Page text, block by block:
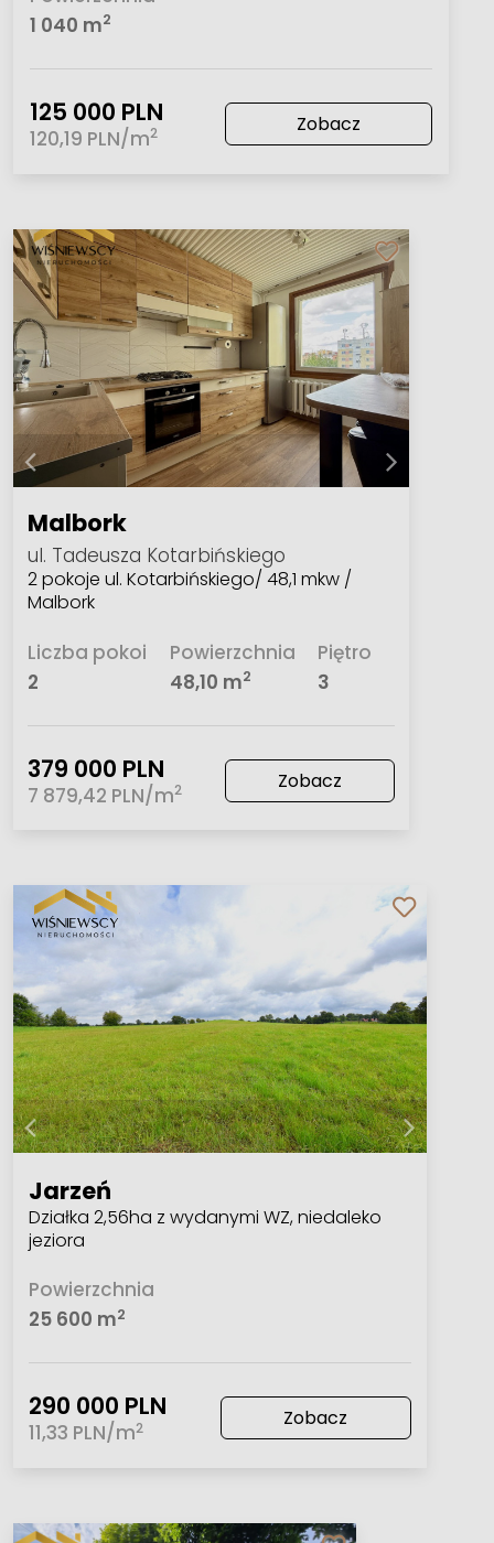
1 040 m2
125 000 PLN
120,19 PLN/m2 Zobacz
Malbork
ul. Tadeusza Kotarbińskiego
2 pokoje ul. Kotarbińskiego/ 48,1 mkw /
Malbork
Liczba pokoi
2
Powierzchnia
48,10 m2
Piętro
3
379 000 PLN
7 879,42 PLN/m2 Zobacz
Jarzeń
Działka 2,56ha z wydanymi WZ, niedaleko
jeziora
Powierzchnia
25 600 m2
290 000 PLN
11,33 PLN/m2 Zobacz